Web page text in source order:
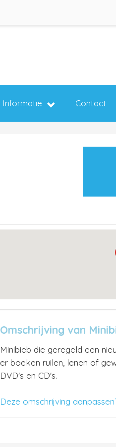
Informatie Contact
Omschrijving van
Minibieb die geregeld een
er boeken ruilen, lenen of
DVD's en CD's.
Deze omschrijving